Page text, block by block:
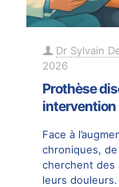
Dr Sylvain
2026
Prothèse
intervention
Face à
chroniques,
cherchent des
leurs douleurs.